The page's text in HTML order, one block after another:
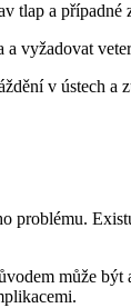
tlap a případné
a vyžadovat
v ústech a
problému.
může